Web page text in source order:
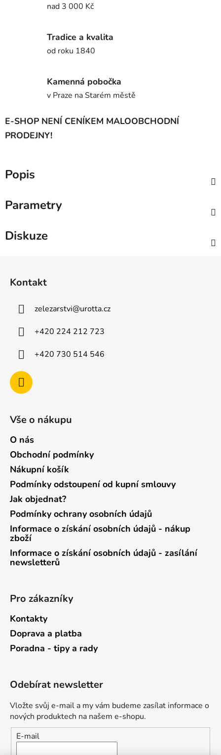
nad 3 000 Kč
Tradice a kvalita
od roku 1840
Kamenná pobočka
v Praze na Starém městě
E-SHOP NENÍ CENÍKEM MALOOBCHODNÍ
PRODEJNY!
Popis
Parametry
Diskuze
Kontakt
zelezarstvi@urotta.cz
+420 224 212 723
+420 730 514 546
Vše o nákupu
O nás
Obchodní podmínky
Nákupní košík
Podmínky odstoupení od kupní smlouvy
Jak objednat?
Podmínky ochrany osobních údajů
Informace o získání osobních údajů - nákup
zboží
Informace o získání osobních údajů - zasílání
newsletterů
Pro zákazníky
Kontakty
Doprava a platba
Poradna - tipy a rady
Odebírat newsletter
Vložte svůj e-mail a my vám budeme zasílat informace o
nových produktech na našem e-shopu.
E-mail